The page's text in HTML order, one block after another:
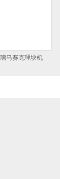
马赛克理块机